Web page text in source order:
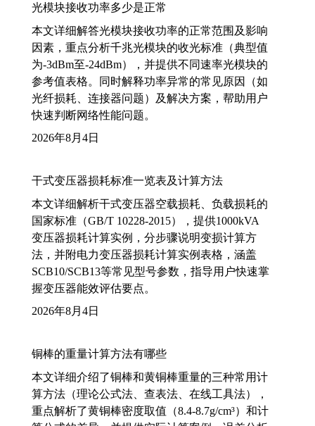
光模块接收功率多少是正常
本文详细解答光模块接收功率的正常范围及影响
因素，重点分析千兆光模块的收光标准（典型值
为-3dBm至-24dBm），并提供不同速率光模块的
参考值表格。同时解释功率异常的常见原因（如
光纤损耗、连接器问题）及解决方案，帮助用户
快速判断网络性能问题。
2026年8月4日
干式变压器损耗标准一览表及计算方法
本文详细解析干式变压器空载损耗、负载损耗的
国家标准（GB/T 10228-2015），提供1000kVA
变压器损耗计算实例，分步骤说明变损计算方
法，并附电力变压器损耗计算实例表格，涵盖
SCB10/SCB13等常见型号参数，指导用户快速掌
握变压器能效评估要点。
2026年8月4日
铜棒的重量计算方法有哪些
本文详细介绍了铜棒和黄铜棒重量的三种常用计
算方法（理论公式法、查表法、在线工具法），
重点解析了黄铜棒密度取值（8.4-8.7g/cm³）和计